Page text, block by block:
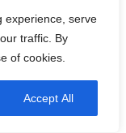
experience, serve
traffic. By
of cookies.
Accept All
Aspetti
Al Tuo